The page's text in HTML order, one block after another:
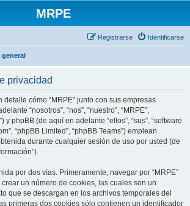
MRPE
Identificarse
Registrarse
general
privacidad
detalle cómo “MRPE” junto con sus empresas
“nosotros”, “nos”, “nuestro”, “MRPE”,
y phpBB (de aquí en adelante “ellos”, “sus”, “software
“phpBB Limited”, “phpBB Teams”) emplean
durante cualquier sesión de uso por usted (de
por dos vías. Primeramente, navegar por “MRPE”
un número de cookies, las cuales son un
que se descargan en los archivos temporales del
primeras dos cookies sólo contienen un identificador